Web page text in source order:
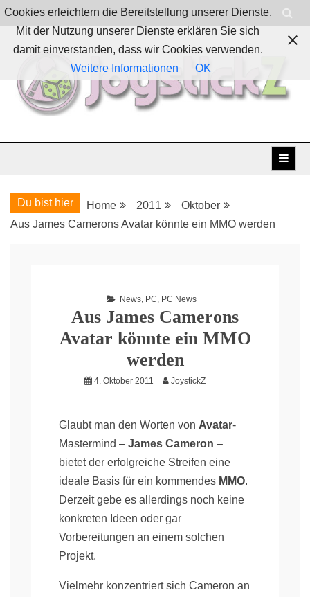
Skip
to
content
JoystickZ
Du bist hier Home 2011
Oktober
Aus James Camerons Avatar könnte ein MMO werden
News, PC, PC News
Aus James Camerons
Avatar könnte ein MMO
werden
4. Oktober 2011 JoystickZ
Glaubt man den Worten von Avatar-
Mastermind – James Cameron –
bietet der erfolgreiche Streifen eine
ideale Basis für ein kommendes MMO.
Derzeit gebe es allerdings noch keine
konkreten Ideen oder gar
Vorbereitungen an einem solchen
Projekt.
Vielmehr konzentriert sich Cameron an
Cookies erleichtern die Bereitstellung unserer Dienste.
Mit der Nutzung unserer Dienste erklären Sie sich
damit einverstanden, dass wir Cookies verwenden.
Weitere Informationen
OK